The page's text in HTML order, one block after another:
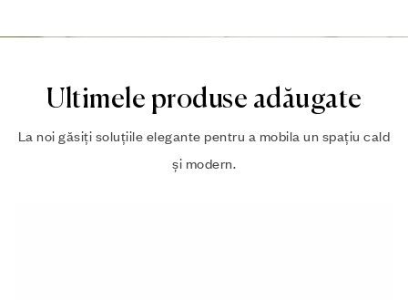
Ultimele produse adăugate
La noi găsiți soluțiile elegante pentru a mobila un spațiu cald
și modern.